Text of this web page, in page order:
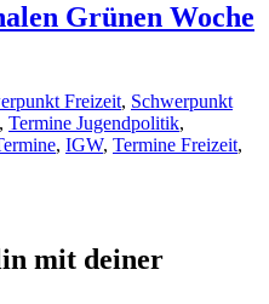
Grünen Woche
Freizeit, Schwerpunkt
, Termine Jugendpolitik,
, IGW, Termine Freizeit,
mit deiner